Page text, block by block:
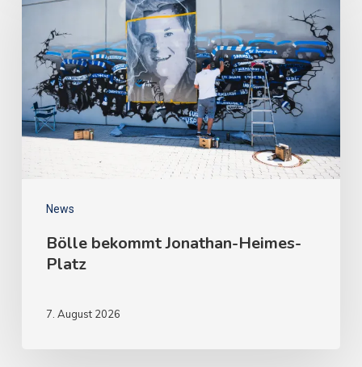
News
Bölle bekommt Jonathan-Heimes-
Platz
7. August 2026